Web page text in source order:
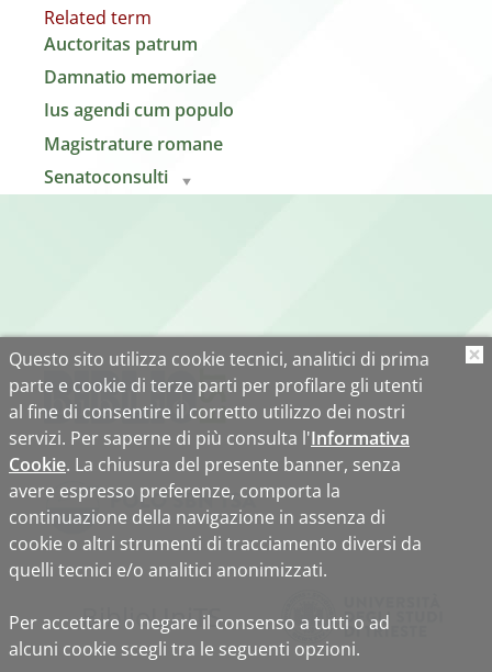
Related term
Auctoritas patrum
Damnatio memoriae
Ius agendi cum populo
Magistrature romane
Senatoconsulti
BiblioUniTS
Questo sito utilizza cookie tecnici, analitici di prima
parte e cookie di terze parti per profilare gli utenti
al fine di consentire il corretto utilizzo dei nostri
servizi. Per saperne di più consulta l'Informativa
Cookie. La chiusura del presente banner, senza
avere espresso preferenze, comporta la
continuazione della navigazione in assenza di
cookie o altri strumenti di tracciamento diversi da
quelli tecnici e/o analitici anonimizzati.
Per accettare o negare il consenso a tutti o ad
alcuni cookie scegli tra le seguenti opzioni.